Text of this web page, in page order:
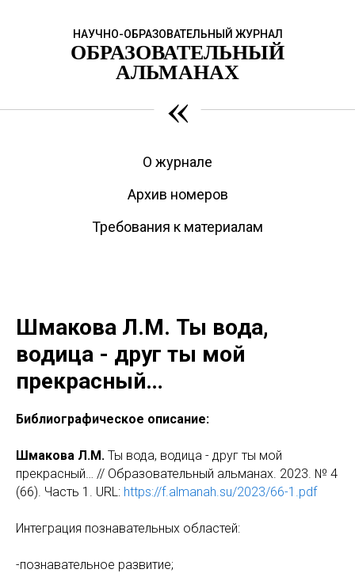
НАУЧНО-ОБРАЗОВАТЕЛЬНЫЙ ЖУРНАЛ
ОБРАЗОВАТЕЛЬНЫЙ
АЛЬМАНАХ
«
О журнале
Архив номеров
Требования к материалам
Шмакова Л.М. Ты вода,
водица - друг ты мой
прекрасный…
Библиографическое описание:
Шмакова Л.М. Ты вода, водица - друг ты мой
прекрасный… // Образовательный альманах. 2023. № 4
(66). Часть 1. URL: https://f.almanah.su/2023/66-1.pdf
Интеграция познавательных областей:
-познавательное развитие;